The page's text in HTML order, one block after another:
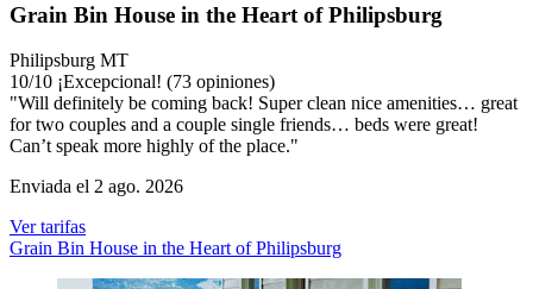
Grain Bin House in the Heart of Philipsburg
Philipsburg MT
10/10 ¡Excepcional! (73 opiniones)
"Will definitely be coming back! Super clean nice amenities… great
for two couples and a couple single friends… beds were great!
Can’t speak more highly of the place."
Enviada el 2 ago. 2026
Ver tarifas
Grain Bin House in the Heart of Philipsburg